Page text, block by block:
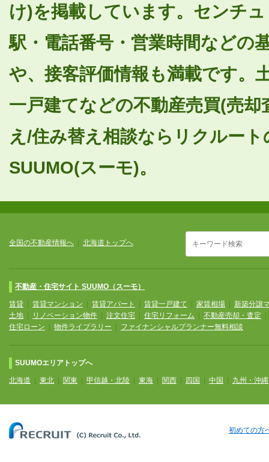
け)を掲載しています。センチ
駅・電話番号・営業時間などの
や、接客評価情報も満載です。
一戸建てなどの不動産売買(売
え/住み替え相談ならリクルー
SUUMO(スーモ)。
全国の不動産情報へ 北海道トップへ
不動産・住宅サイト SUUMO（スーモ）
賃貸 賃貸マンション 賃貸アパート 賃貸一戸建て 家賃相場
新築分譲
土地
リノベーション物件 注文住宅 住宅リフォーム 不動産売却・査定
住宅ローン
物件ライブラリー ファイナンシャルプランナー無料相談
SUUMOエリアトップへ
北海道 東北 関東 甲信越・北陸 東海 関西 四国 中国 九州・沖縄
初めての方